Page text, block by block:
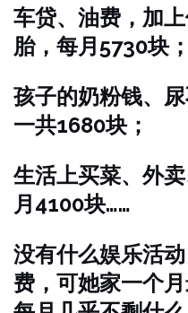
车贷、油费，加
胎，每月5730块；
孩子的奶粉钱、
一共1680块；
生活上买菜、外
月4100块……
没有什么娱乐活
费，可她家一个